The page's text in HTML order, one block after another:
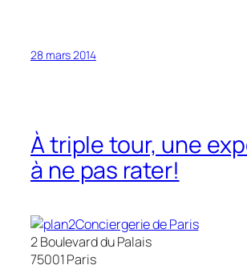
28 mars 2014
À triple tour, une
à ne pas rater!
Conciergerie de Paris
2 Boulevard du Palais
75001 Paris ‎